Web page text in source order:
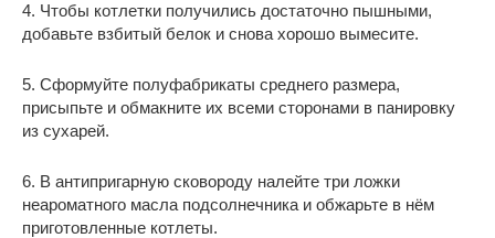
4. Чтобы котлетки получились достаточно пышными,
добавьте взбитый белок и снова хорошо вымесите.
5. Сформуйте полуфабрикаты среднего размера,
присыпьте и обмакните их всеми сторонами в панировку
из сухарей.
6. В антипригарную сковороду налейте три ложки
неароматного масла подсолнечника и обжарьте в нём
приготовленные котлеты.